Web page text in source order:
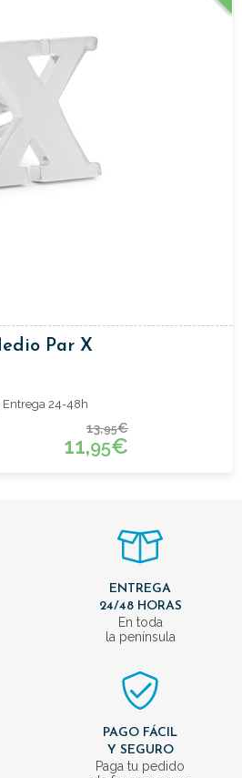
Par X
Entrega 24-48h
13,95€
11,95€
ENTREGA
24/48 HORAS
En toda
la península
PAGO FÁCIL
Y SEGURO
Paga tu pedido